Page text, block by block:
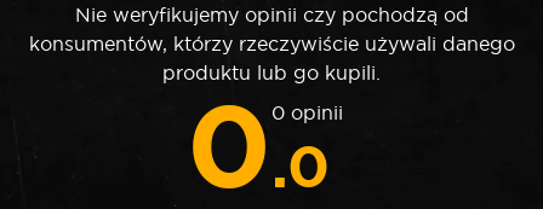
Nie weryfikujemy opinii czy pochodzą od
konsumentów, którzy rzeczywiście używali danego
produktu lub go kupili.
0.0
0 opinii